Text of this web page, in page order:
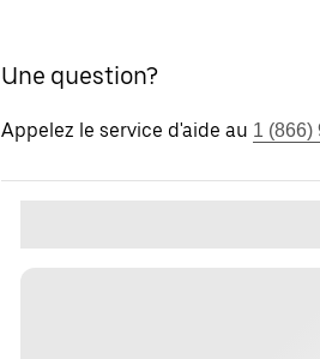
Une question?
Appelez le service d'aide au 1 (866)